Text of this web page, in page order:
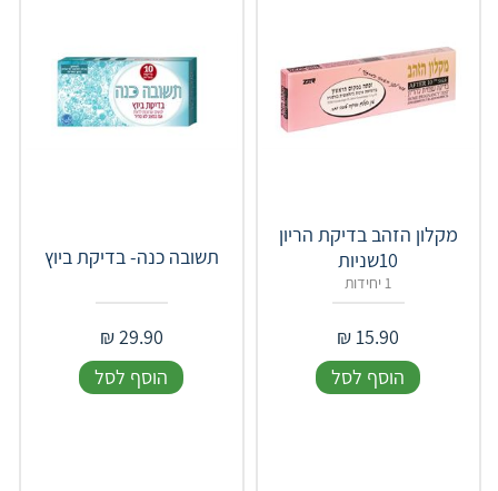
מקלון הזהב בדיקת הריון
10שניות
1 יחידות
15.90
₪
הוסף לסל
תשובה כנה- בדיקת ביוץ
29.90
₪
הוסף לסל